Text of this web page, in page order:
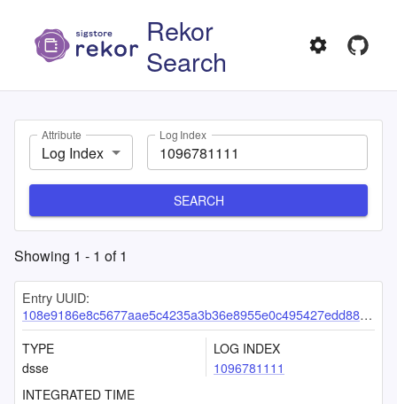
Rekor
Search
Attribute
Log Index
Log Index
SEARCH
Showing 1 - 1 of1
Entry UUID:
108e9186e8c5677aae5c4235a3b36e8955e0c495427edd88e0c94bdb6c2fd80ff617b59c94cccfeb
TYPE
dsse
LOG INDEX
1096781111
INTEGRATED TIME